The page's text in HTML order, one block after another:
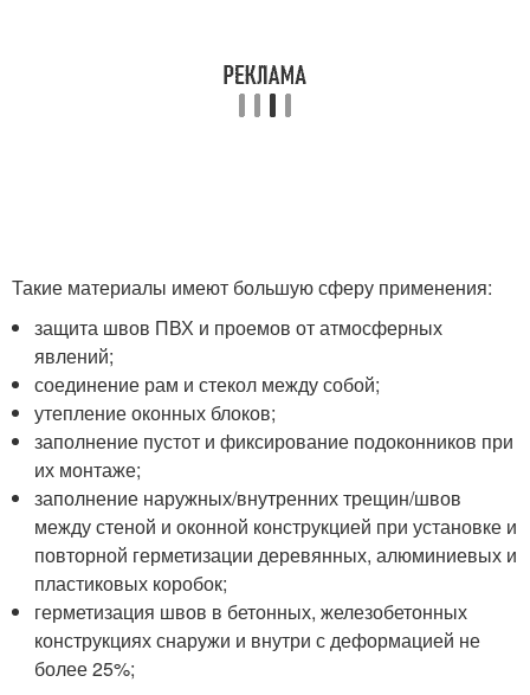
Такие материалы имеют большую сферу применения:
защита швов ПВХ и проемов от атмосферных
явлений;
соединение рам и стекол между собой;
утепление оконных блоков;
заполнение пустот и фиксирование подоконников при
их монтаже;
заполнение наружных/внутренних трещин/швов
между стеной и оконной конструкцией при установке и
повторной герметизации деревянных, алюминиевых и
пластиковых коробок;
герметизация швов в бетонных, железобетонных
конструкциях снаружи и внутри с деформацией не
более 25%;